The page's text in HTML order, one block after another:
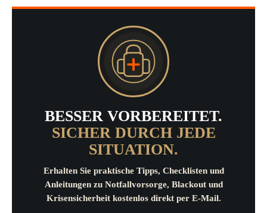
BESSER VORBEREITET.
SICHER DURCH JEDE
SITUATION.
Erhalten Sie praktische Tipps, Checklisten und
Anleitungen zu Notfallvorsorge, Blackout und
Krisensicherheit kostenlos direkt per E-Mail.